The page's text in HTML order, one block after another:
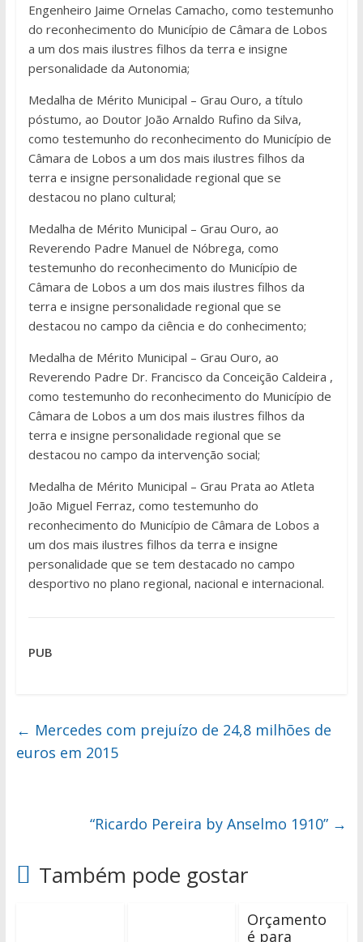
Engenheiro Jaime Ornelas Camacho, como testemunho
do reconhecimento do Município de Câmara de Lobos
a um dos mais ilustres filhos da terra e insigne
personalidade da Autonomia;
Medalha de Mérito Municipal – Grau Ouro, a título
póstumo, ao Doutor João Arnaldo Rufino da Silva,
como testemunho do reconhecimento do Município de
Câmara de Lobos a um dos mais ilustres filhos da
terra e insigne personalidade regional que se
destacou no plano cultural;
Medalha de Mérito Municipal – Grau Ouro, ao
Reverendo Padre Manuel de Nóbrega, como
testemunho do reconhecimento do Município de
Câmara de Lobos a um dos mais ilustres filhos da
terra e insigne personalidade regional que se
destacou no campo da ciência e do conhecimento;
Medalha de Mérito Municipal – Grau Ouro, ao
Reverendo Padre Dr. Francisco da Conceição Caldeira ,
como testemunho do reconhecimento do Município de
Câmara de Lobos a um dos mais ilustres filhos da
terra e insigne personalidade regional que se
destacou no campo da intervenção social;
Medalha de Mérito Municipal – Grau Prata ao Atleta
João Miguel Ferraz, como testemunho do
reconhecimento do Município de Câmara de Lobos a
um dos mais ilustres filhos da terra e insigne
personalidade que se tem destacado no campo
desportivo no plano regional, nacional e internacional.
PUB
← Mercedes com prejuízo de 24,8 milhões de
euros em 2015
“Ricardo Pereira by Anselmo 1910” →
Também pode gostar
Orçamento
é para